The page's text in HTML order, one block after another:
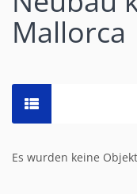
Mallorca
Es wurden keine